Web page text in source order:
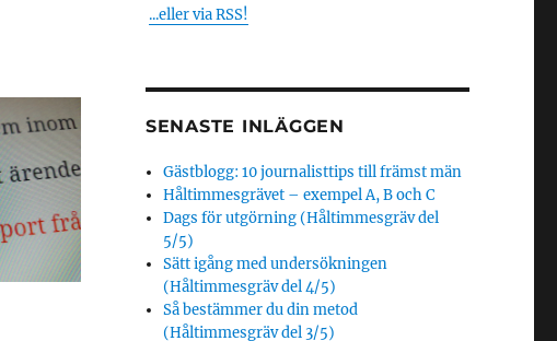
...eller via RSS!
SENASTE INLÄGGEN
Gästblogg: 10 journalisttips till främst män
Håltimmesgrävet – exempel A, B och C
Dags för utgörning (Håltimmesgräv del
5/5)
Sätt igång med undersökningen
(Håltimmesgräv del 4/5)
Så bestämmer du din metod
(Håltimmesgräv del 3/5)